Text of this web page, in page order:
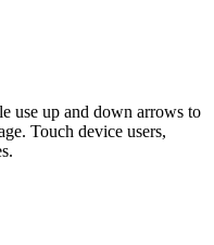
use up and down arrows to
Touch device users,